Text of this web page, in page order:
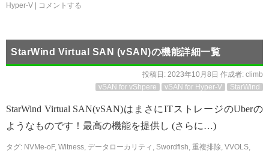
Hyper-V
コメントする
StarWind Virtual SAN (vSAN)の機能詳細一覧
投稿日: 2023年10月8日 作成者: climb
vSAN for vShpere
vSAN for Hyper-V StarWind
StarWind Virtual SAN(vSAN)はまさにITストレージのUberの
ようなものです！最高の機能を提供し (さらに…)
タグ: NVMe-oF, Witness, データローカリティ , Swordfish, 重複排除, VVOLS,